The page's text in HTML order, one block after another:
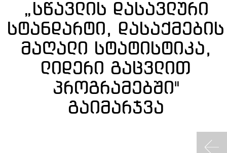
„სწავლის დასავლური
სტანდარტი, დასაქმების
მაღალი სტატისტიკა,
ლიდერი გაცვლით
პროგრამებში"
გაიმარჯვა